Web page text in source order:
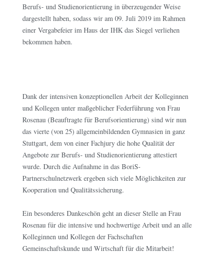
Berufs- und Studienorientierung in überzeugender Weise
dargestellt haben, sodass wir am 09. Juli 2019 im Rahmen
einer Vergabefeier im Haus der IHK das Siegel verliehen
bekommen haben.
Dank der intensiven konzeptionellen Arbeit der Kolleginnen
und Kollegen unter maßgeblicher Federführung von Frau
Rosenau (Beauftragte für Berufsorientierung) sind wir nun
das vierte (von 25) allgemeinbildenden Gymnasien in ganz
Stuttgart, dem von einer Fachjury die hohe Qualität der
Angebote zur Berufs- und Studienorientierung attestiert
wurde. Durch die Aufnahme in das BoriS-
Partnerschulnetzwerk ergeben sich viele Möglichkeiten zur
Kooperation und Qualitätssicherung.
Ein besonderes Dankeschön geht an dieser Stelle an Frau
Rosenau für die intensive und hochwertige Arbeit und an alle
Kolleginnen und Kollegen der Fachschaften
Gemeinschaftskunde und Wirtschaft für die Mitarbeit!